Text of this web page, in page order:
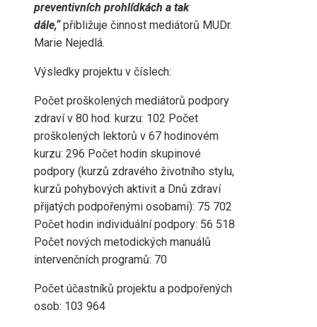
preventivních prohlídkách a tak
dále,“přibližuje činnost mediátorů MUDr.
Marie Nejedlá.
Výsledky projektu v číslech:
Počet proškolených mediátorů podpory
zdraví v 80 hod. kurzu: 102 Počet
proškolených lektorů v 67 hodinovém
kurzu: 296 Počet hodin skupinové
podpory (kurzů zdravého životního stylu,
kurzů pohybových aktivit a Dnů zdraví
přijatých podpořenými osobami): 75 702
Počet hodin individuální podpory: 56 518
Počet nových metodických manuálů
intervenčních programů: 70
Počet účastníků projektu a podpořených
osob: 103 964